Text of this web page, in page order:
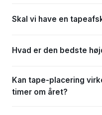
Skal vi have en
Hvad er den bedste
Kan tape-placering
timer om året?